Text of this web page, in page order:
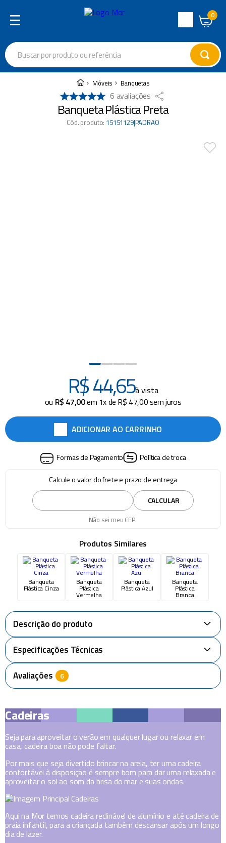
de
Atendimento
0
Buscar por produto ou referência
Móveis Banquetas
6 avaliações
Banqueta Plástica Preta
Cód. produto: 15151129|PADRAO
R$44,65à vista
ou R$ 47,00em 1x de R$ 47,00sem juros
ADICIONAR AO CARRINHO
Formas de Pagamento Política de troca
Calcule o valor do frete e prazo de entrega
Não sei meu CEP
CALCULAR
Produtos Similares
Banqueta
Plástica Cinza
Banqueta
Plástica
Vermelha
Banqueta
Plástica Azul
Banqueta
Plástica
Branca
Descrição do produto
+
Especificações Técnicas
+
Avaliações
Cadeiras
Seja para aproveitar o verão em qualquer lugar ou relaxar em
casa, cadeira boa não pode faltar.
Por mais que seja divertido brincar na areia, ter uma cadeira
confortável à disposição é sempre bom para dar uma relaxada e
aproveitar o sol ao som da brisa do mar e suas ondas.
Aqui na Mor temos cadeira reclinável de alumínio e até cadeira de
praia infantil, para a criançada também descansar após um longo
dia de lazer.
Termos mais buscados